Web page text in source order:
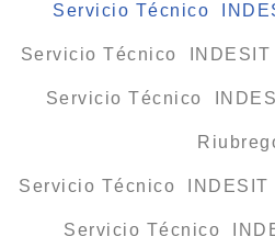
Servicio Técnico
Servicio Técnico
Servicio Técnico
Servicio Técnico
Servicio Técnico